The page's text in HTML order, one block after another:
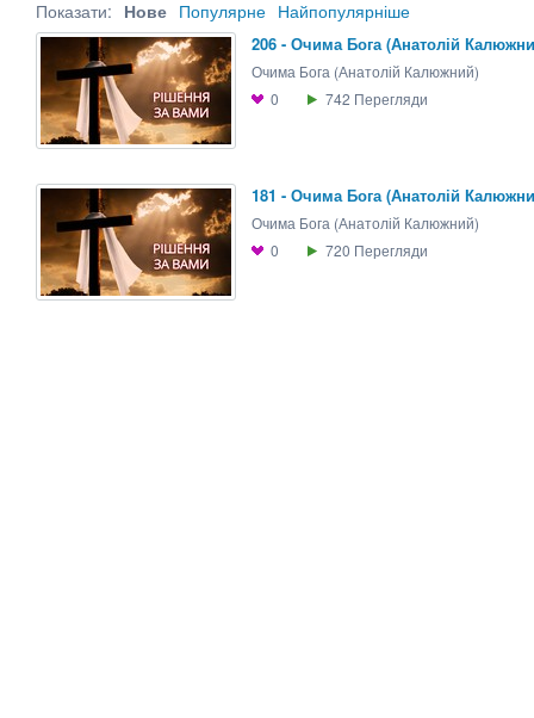
Показати: Нове Популярне Найпопулярніше
206 - Очима Бога (Анатолій
Очима Бога (Анатолій Калюжний)
0
742 Перегляди
181 - Очима Бога (Анатолій
Очима Бога (Анатолій Калюжний)
0
720 Перегляди